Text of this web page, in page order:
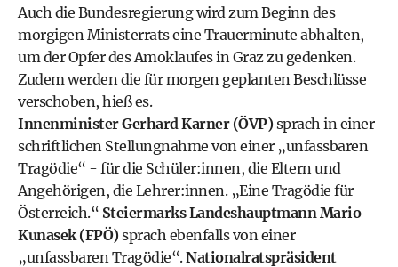
Auch die Bundesregierung wird zum Beginn des
morgigen Ministerrats eine Trauerminute abhalten,
um der Opfer des Amoklaufes in Graz zu gedenken.
Zudem werden die für morgen geplanten Beschlüsse
verschoben, hieß es.
Innenminister Gerhard Karner (ÖVP)sprach in einer
schriftlichen Stellungnahme von einer „unfassbaren
Tragödie“ - für die Schüler:innen, die Eltern und
Angehörigen, die Lehrer:innen. „Eine Tragödie für
Österreich.“ Steiermarks Landeshauptmann Mario
Kunasek (FPÖ)sprach ebenfalls von einer
„unfassbaren Tragödie“.Nationalratspräsident